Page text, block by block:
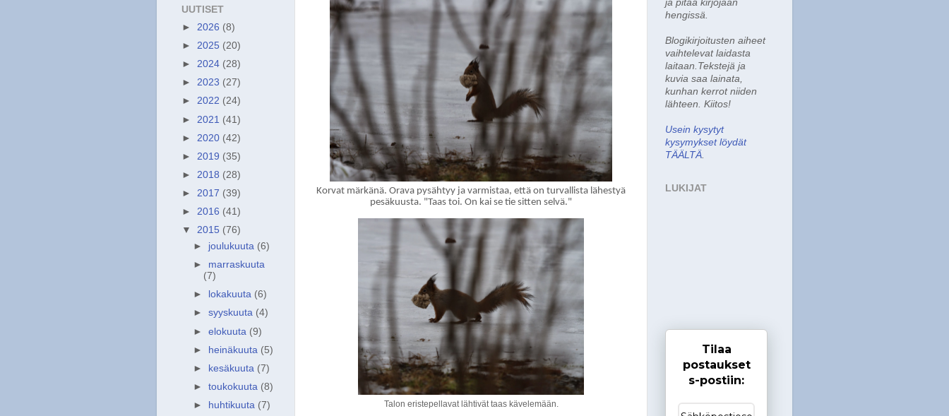
Korvat märkänä. Orava pysähtyy ja varmistaa, että on turvallista lähestyä
pesäkuusta. "Taas toi. On kai se tie sitten selvä."
Talon eristepellavat lähtivät taas kävelemään.
UUTISET
► 2026 (8)
► 2025 (20)
► 2024 (28)
► 2023 (27)
► 2022 (24)
► 2021 (41)
► 2020 (42)
► 2019 (35)
► 2018 (28)
► 2017 (39)
► 2016 (41)
▼ 2015 (76)
► joulukuuta (6)
► marraskuuta
(7)
►
lokakuuta (6)
►syyskuuta (4)
►elokuuta (9)
► heinäkuuta (5)
►
kesäkuuta (7)
►toukokuuta (8)
►
huhtikuuta (7)
ja pitää kirjojaan
hengissä.
Blogikirjoitusten aiheet
vaihtelevat laidasta
laitaan.Tekstejä ja
kuvia saa lainata,
kunhan kerrot niiden
lähteen. Kiitos!
Usein kysytyt
kysymykset löydät
TÄÄLTÄ.
LUKIJAT
Tilaa
postaukset
s-postiin: